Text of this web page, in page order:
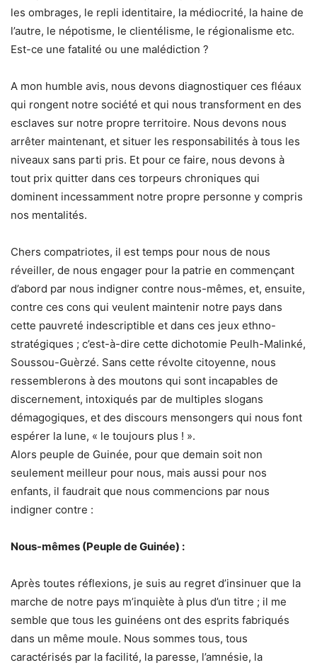
les ombrages, le repli identitaire, la médiocrité, la haine de
l’autre, le népotisme, le clientélisme, le régionalisme etc.
Est-ce une fatalité ou une malédiction ?
A mon humble avis, nous devons diagnostiquer ces fléaux
qui rongent notre société et qui nous transforment en des
esclaves sur notre propre territoire. Nous devons nous
arrêter maintenant, et situer les responsabilités à tous les
niveaux sans parti pris. Et pour ce faire, nous devons à
tout prix quitter dans ces torpeurs chroniques qui
dominent incessamment notre propre personne y compris
nos mentalités.
Chers compatriotes, il est temps pour nous de nous
réveiller, de nous engager pour la patrie en commençant
d’abord par nous indigner contre nous-mêmes, et, ensuite,
contre ces cons qui veulent maintenir notre pays dans
cette pauvreté indescriptible et dans ces jeux ethno-
stratégiques ; c’est-à-dire cette dichotomie Peulh-Malinké,
Soussou-Guèrzé. Sans cette révolte citoyenne, nous
ressemblerons à des moutons qui sont incapables de
discernement, intoxiqués par de multiples slogans
démagogiques, et des discours mensongers qui nous font
espérer la lune, « le toujours plus ! ».
Alors peuple de Guinée, pour que demain soit non
seulement meilleur pour nous, mais aussi pour nos
enfants, il faudrait que nous commencions par nous
indigner contre :
Nous-mêmes (Peuple de Guinée) :
Après toutes réflexions, je suis au regret d’insinuer que la
marche de notre pays m’inquiète à plus d’un titre ; il me
semble que tous les guinéens ont des esprits fabriqués
dans un même moule. Nous sommes tous, tous
caractérisés par la facilité, la paresse, l’amnésie, la